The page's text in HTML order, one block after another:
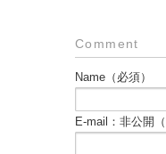
Comment
Name（必須）
E-mail：非公開（